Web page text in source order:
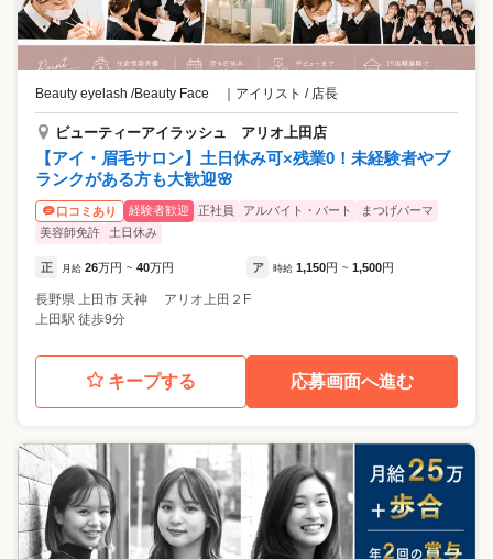
Beauty eyelash /Beauty Face アイリスト / 店長
ビューティーアイラッシュ アリオ上田店
【アイ・眉毛サロン】土日休み可×残業0！未経験者やブ
ランクがある方も大歓迎🌸
口コミあり 経験者歓迎 正社員 アルバイト・パート
まつげパーマ
美容師免許
土日休み
正 月給 26万円 ~ 40万円 ア 時給 1,150円 ~ 1,500円
長野県 上田市 天神 アリオ上田２F
上田駅 徒歩9分
キープする 応募画面へ進む